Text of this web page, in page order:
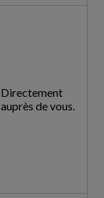
Directement
auprès de vous.